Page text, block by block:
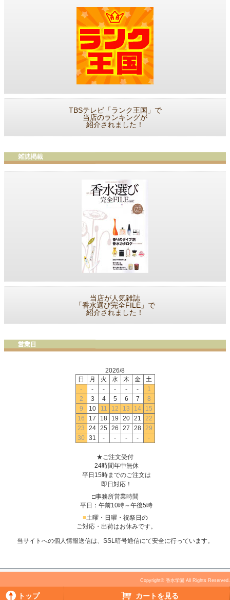
TBSテレビ「ランク王国」で
当店のランキングが
紹介されました！
当店が人気雑誌
「香水選び完全FILE」で
紹介されました！
2026/8
日
月 火 水 木 金
土
-
- - - - -
1
2
3 4 5 6 7
8
9
10 11 12 13 14
15
16
17 18 19 20 21
22
23
24 25 26 27 28
29
30
31 - - - - -
★ご注文受付
24時間年中無休
平日15時までのご注文は
即日対応！
□事務所営業時間
平日：午前10時～午後5時
■土曜・日曜・祝祭日の
ご対応・出荷はお休みです。
当サイトへの個人情報送信は、SSL暗号通信にて安全に行っています。
Copyright© 香水学園 All Rights Reserved.
トップ カートを見る